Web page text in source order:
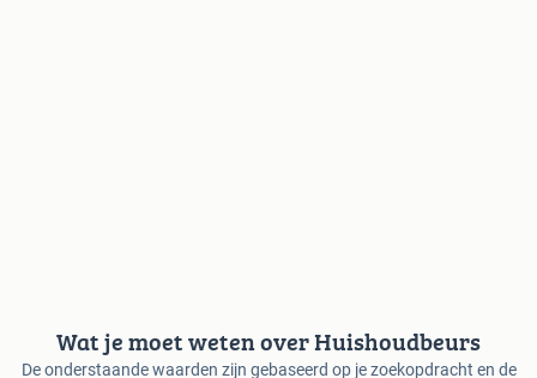
Wat je moet weten over Huishoudbeurs
De onderstaande waarden zijn gebaseerd op je zoekopdracht en de